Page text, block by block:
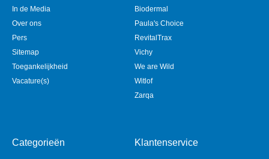
In de Media
Over ons
Pers
Sitemap
Toegankelijkheid
Vacature(s)
Biodermal
Paula's Choice
RevitalTrax
Vichy
We are Wild
Witlof
Zarqa
Categorieën Klantenservice